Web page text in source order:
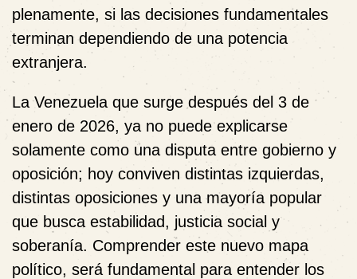
plenamente, si las decisiones fundamentales
terminan dependiendo de una potencia
extranjera.
La Venezuela que surge después del 3 de
enero de 2026, ya no puede explicarse
solamente como una disputa entre gobierno y
oposición; hoy conviven distintas izquierdas,
distintas oposiciones y una mayoría popular
que busca estabilidad, justicia social y
soberanía. Comprender este nuevo mapa
político, será fundamental para entender los